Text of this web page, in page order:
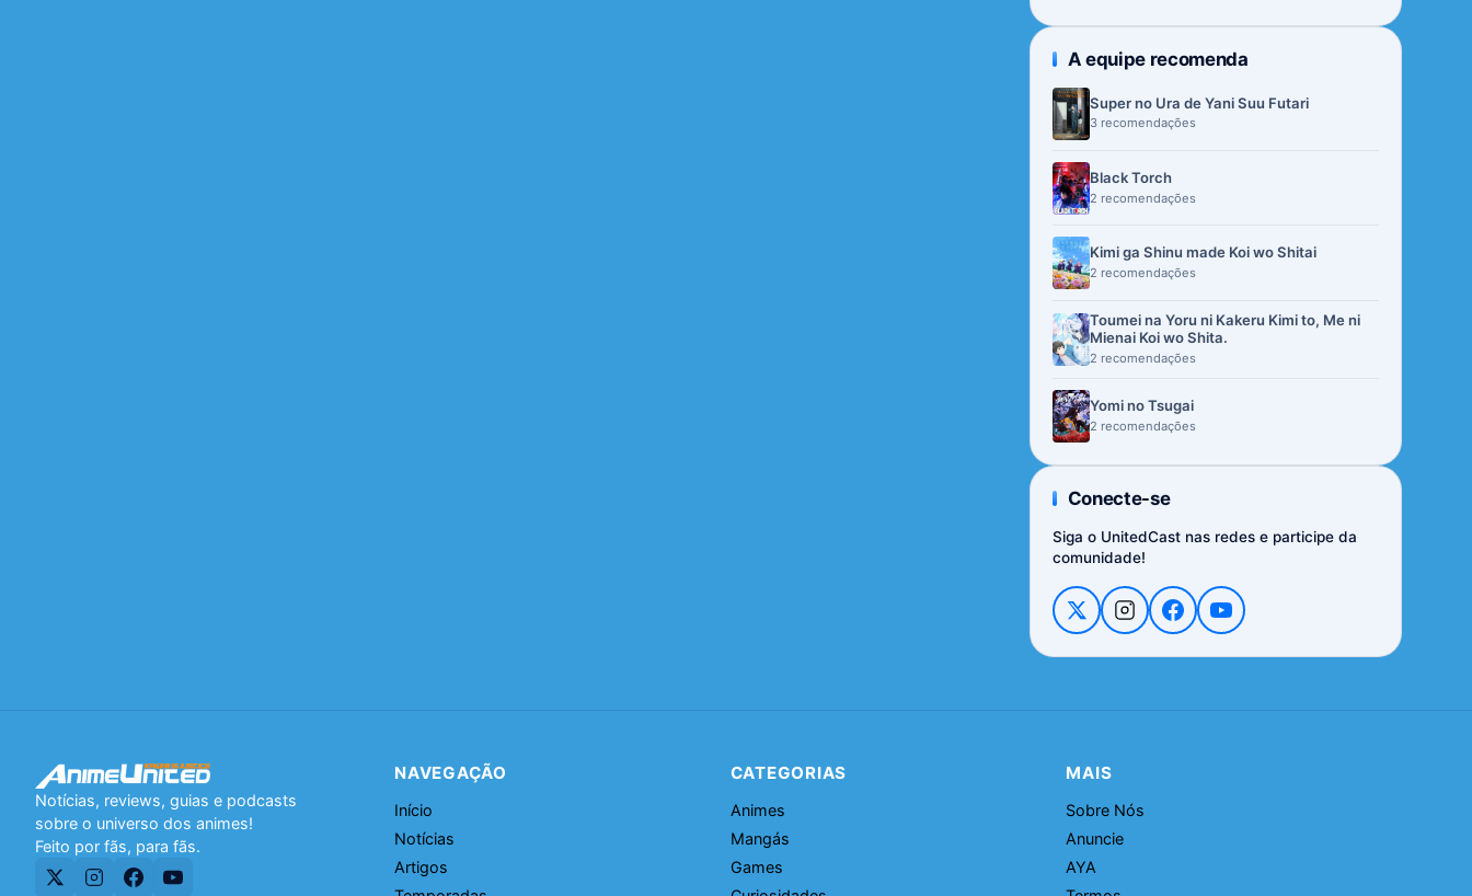
A equipe recomenda
Super no Ura de Yani Suu Futari
3 recomendações
Black Torch
2 recomendações
Kimi ga Shinu made Koi wo Shitai
2 recomendações
Toumei na Yoru ni Kakeru Kimi to, Me ni
Mienai Koi wo Shita.
2 recomendações
Yomi no Tsugai
2 recomendações
Conecte-se
Siga o UnitedCast nas redes e participe da
comunidade!
Notícias, reviews, guias e podcasts
sobre o universo dos animes!
Feito por fãs, para fãs.
NAVEGAÇÃO
Início
Notícias
Artigos
CATEGORIAS
Animes
Mangás
Games
MAIS
Sobre Nós
Anuncie
AYA